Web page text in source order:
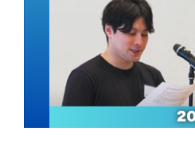
Contact
プライバシーポリシー 利用規約